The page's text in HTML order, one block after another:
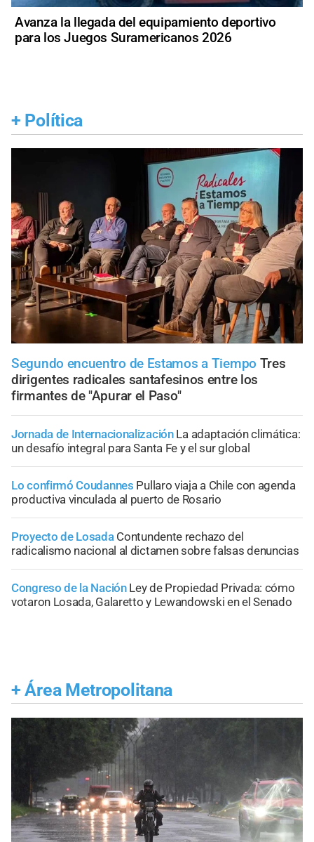
Avanza la llegada del equipamiento deportivo
para los Juegos Suramericanos 2026
+ Política
Segundo encuentro de Estamos a Tiempo Tres
dirigentes radicales santafesinos entre los
firmantes de "Apurar el Paso"
Jornada de Internacionalización La adaptación climática:
un desafío integral para Santa Fe y el sur global
Lo confirmó Coudannes Pullaro viaja a Chile con agenda
productiva vinculada al puerto de Rosario
Proyecto de Losada Contundente rechazo del
radicalismo nacional al dictamen sobre falsas denuncias
Congreso de la Nación Ley de Propiedad Privada: cómo
votaron Losada, Galaretto y Lewandowski en el Senado
+ Área Metropolitana